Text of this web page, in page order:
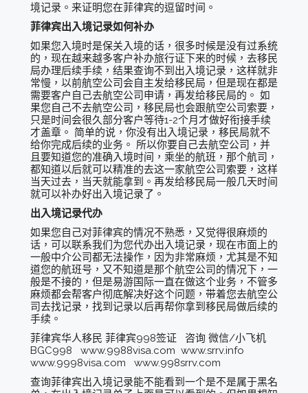
境记录。来证明您在菲律宾的逗留时间。
菲律宾出入境记录如何补办
如果您入境时是保关入境的话，很多时候是没有过系统
的，现在越来越多客户补办旅行证下来的时候，去移民
局办理后续手续，结果查询不到出入境记录，这样就非
常慢，以前航空公司会自主发给移民局，但是现在都是
需要客户自己去航空公司申请，再发给移民局的。 如
果您自己不去航空公司，移民局也会跟航空公司索要，
只是时间会很久部分客户等待1-2个月才做好衔接手续
才盖章。 简单的说，你没有出入境记录，移民局就不
给你完成后续的业务。 所以你要自己去航空公司，并
且要知道您的准确入境时间，乘坐的航班，那个航司，
都知道以后就可以精准的去这一家航空公司索要，这样
当天过去，当天就能拿到。再发给移民局一般几天时间
就可以补办好出入境记录了。
出入境记录代办
如果您自己对菲律宾的情况不熟悉，又觉得很麻烦的
话，可以联系我们为您代办出入境记录，现在市面上的
一般中介公司都无法操作，因为非常麻烦，尤其是不知
道您的航班号，又不知道是那个航空公司的情况下，一
般是不接的，但是易游国际一直在做这个业务，不管多
麻烦都会帮客户彻底解决好这个问题，带着您去航空公
司去找记录，找到记录以后再帮你拿到移民局做后续的
手续。
菲律宾华人移民 菲律宾998签证 咨询 微信/小飞机
BGC998 www.9988visa.com www.srrv.info
www.9998visa.com www.998srrv.com
查询菲律宾出入境记录能不能看到一个是不是属于黑名